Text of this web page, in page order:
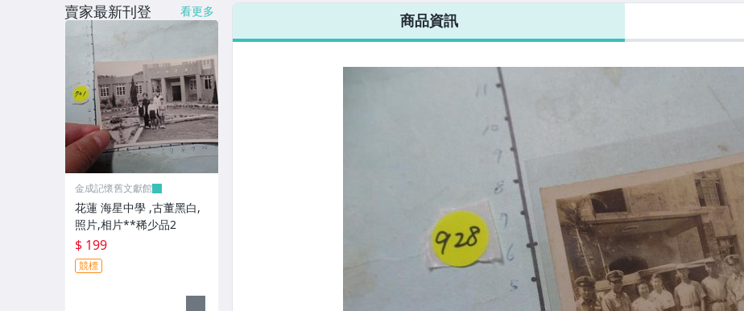
商品資訊
賣家最新刊登 看更多
金成記懷舊文獻館
花蓮 海星中學 ,古董黑白,
照片,相片**稀少品2
$ 199
競標